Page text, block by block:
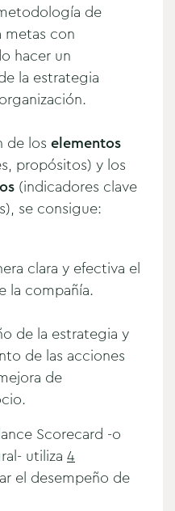
de
metas con
hacer un
la estrategia
de los elementos
propósitos) y los
(indicadores clave
se consigue:
clara y efectiva el
la compañía.
de la estrategia y
de las acciones
de
Scorecard -o
utiliza 4
el desempeño de